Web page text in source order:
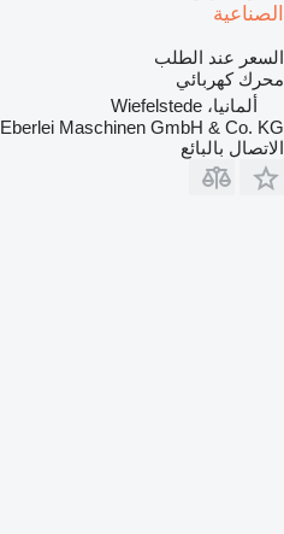
الصناعية
السعر عند الطلب
محرك كهربائي
ألمانيا، Wiefelstede
Eberlei Maschinen GmbH & Co. KG
الاتصال بالبائع